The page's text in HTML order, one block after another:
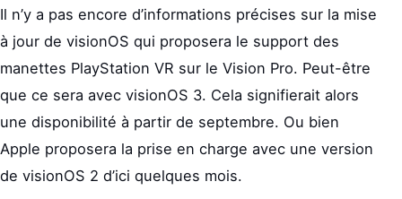
Il n’y a pas encore d’informations précises sur la mise
à jour de visionOS qui proposera le support des
manettes PlayStation VR sur le Vision Pro. Peut-être
que ce sera avec visionOS 3. Cela signifierait alors
une disponibilité à partir de septembre. Ou bien
Apple proposera la prise en charge avec une version
de visionOS 2 d’ici quelques mois.